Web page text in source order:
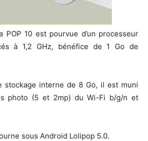
POP 10 est pourvue d’un processeur
à 1,2 GHz, bénéfice de 1 Go de
stockage interne de 8 Go, il est muni
photo (5 et 2mp) du Wi-Fi b/g/n et
sous Android Lolipop 5.0.